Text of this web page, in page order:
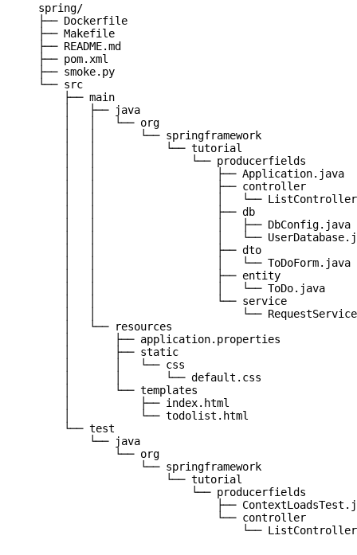
spring/
├── Dockerfile
├── Makefile
├── README.md
├── pom.xml
├── smoke.py
└── src
├── main
│   ├── java
│   │   └── org
│   │       └── springframework
│   │           └── tutorial
│   │               └── producerfields
│   │                   ├── Application.java
│   │                   ├── controller
│   │                   │   └──
│   │                   ├── db
│   │                   │   ├── DbConfig.java
│   │                   │   └──
│   │                   ├── dto
│   │                   │   └── ToDoForm.java
│   │                   ├── entity
│   │                   │   └── ToDo.java
│   │                   └── service
│   │                       └──
│   └── resources
│       ├── application.properties
│       ├── static
│       │   └── css
│       │       └── default.css
│       └── templates
│           ├── index.html
│           └── todolist.html
└── test
└── java
└── org
└── springframework
└── tutorial
└── producerfields
├──
└── controller
└──